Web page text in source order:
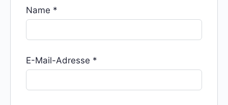
Name *
E-Mail-Adresse *